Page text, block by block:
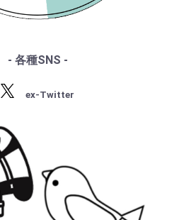
ュ
番
[PYE] A.ボールト/ シュ
ー
チ
- 各種SNS -
ex-Twitter